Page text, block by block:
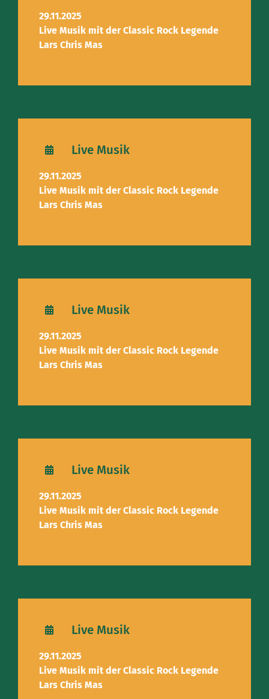
29.11.2025
Live Musik mit der Classic Rock Legende
Lars Chris Mas
Live Musik
29.11.2025
Live Musik mit der Classic Rock Legende
Lars Chris Mas
Live Musik
29.11.2025
Live Musik mit der Classic Rock Legende
Lars Chris Mas
Live Musik
29.11.2025
Live Musik mit der Classic Rock Legende
Lars Chris Mas
Live Musik
29.11.2025
Live Musik mit der Classic Rock Legende
Lars Chris Mas